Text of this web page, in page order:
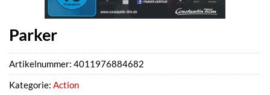
Parker
Artikelnummer: 4011976884682
Kategorie: Action